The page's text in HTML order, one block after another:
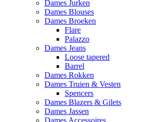
Dames Jurken
Dames Blouses
Dames Broeken
Flare
Palazzo
Dames Jeans
Loose tapered
Barrel
Dames Rokken
Dames Truien & Vesten
Spencers
Dames Blazers & Gilets
Dames Jassen
Dames Accessoires